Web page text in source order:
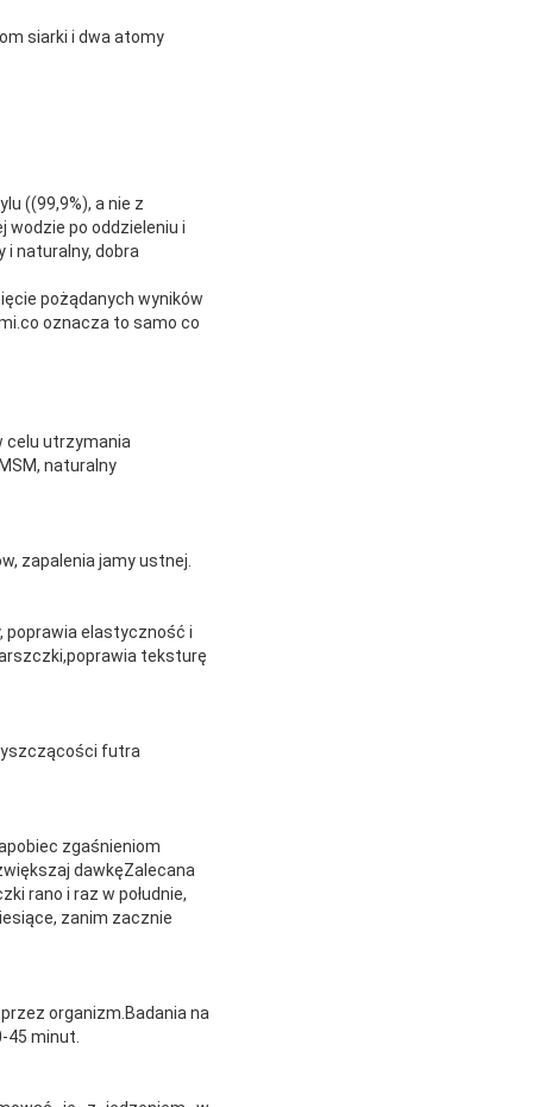
siarki i dwa atomy
((99,9%), a nie z
wodzie po oddzieleniu i
i naturalny, dobra
pożądanych wyników
oznacza to samo co
celu utrzymania
naturalny
zapalenia jamy ustnej.
poprawia elastyczność i
teksturę
futra
zgaśnieniom
dawkęZalecana
rano i raz w południe,
zanim zacznie
organizm.Badania na
45 minut.